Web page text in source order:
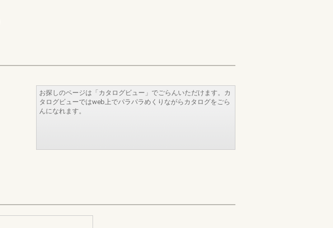
お探しのページは「カタログビュー」でごらんいただけます。カ
タログビューではweb上でパラパラめくりながらカタログをごら
んになれます。